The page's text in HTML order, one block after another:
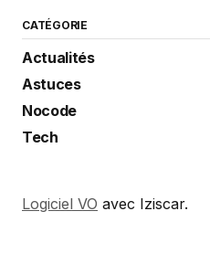
CATÉGORIE
Actualités
Astuces
Nocode
Tech
Logiciel VO avec Iziscar.